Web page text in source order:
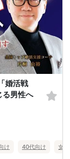
婚活戦
る男性へ
け 40代向け 女